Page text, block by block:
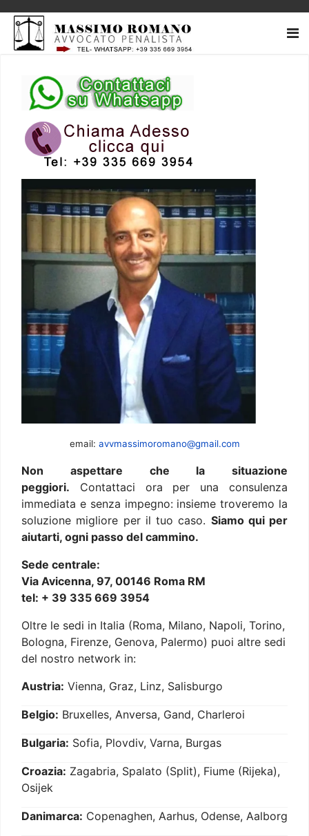
email: avvmassimoromano@gmail.com
Non aspettare che la situazione
peggiori. Contattaci ora per una consulenza
immediata e senza impegno: insieme troveremo la
soluzione migliore per il tuo caso. Siamo qui per
aiutarti, ogni passo del cammino.
Sede centrale:
Via Avicenna, 97, 00146 Roma RM
tel: + 39 335 669 3954
Oltre le sedi in Italia (Roma, Milano, Napoli, Torino,
Bologna, Firenze, Genova, Palermo) puoi altre sedi
del nostro network in:
Austria: Vienna, Graz, Linz, Salisburgo
Belgio: Bruxelles, Anversa, Gand, Charleroi
Bulgaria: Sofia, Plovdiv, Varna, Burgas
Croazia: Zagabria, Spalato (Split), Fiume (Rijeka),
Osijek
Danimarca: Copenaghen, Aarhus, Odense, Aalborg